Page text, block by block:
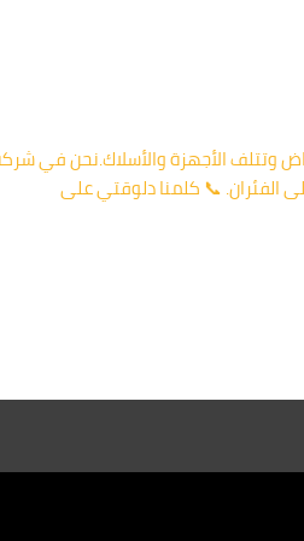
إزعاج، بل تنقل أمراض وتتلف الأجهزة والأسلاك.نحن في
الفئران. 📞 كلمنا دلوقتي على